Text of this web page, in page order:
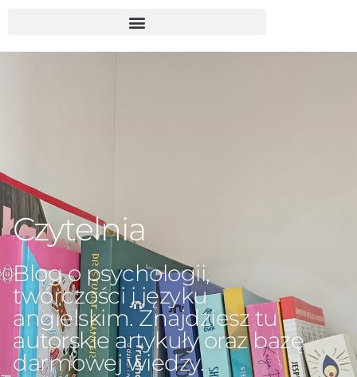
Czytelnia
Blog o psychologii,
twórczości i języku
angielskim. Znajdziesz tu
autorskie artykuły oraz bazę
darmowej wiedzy.